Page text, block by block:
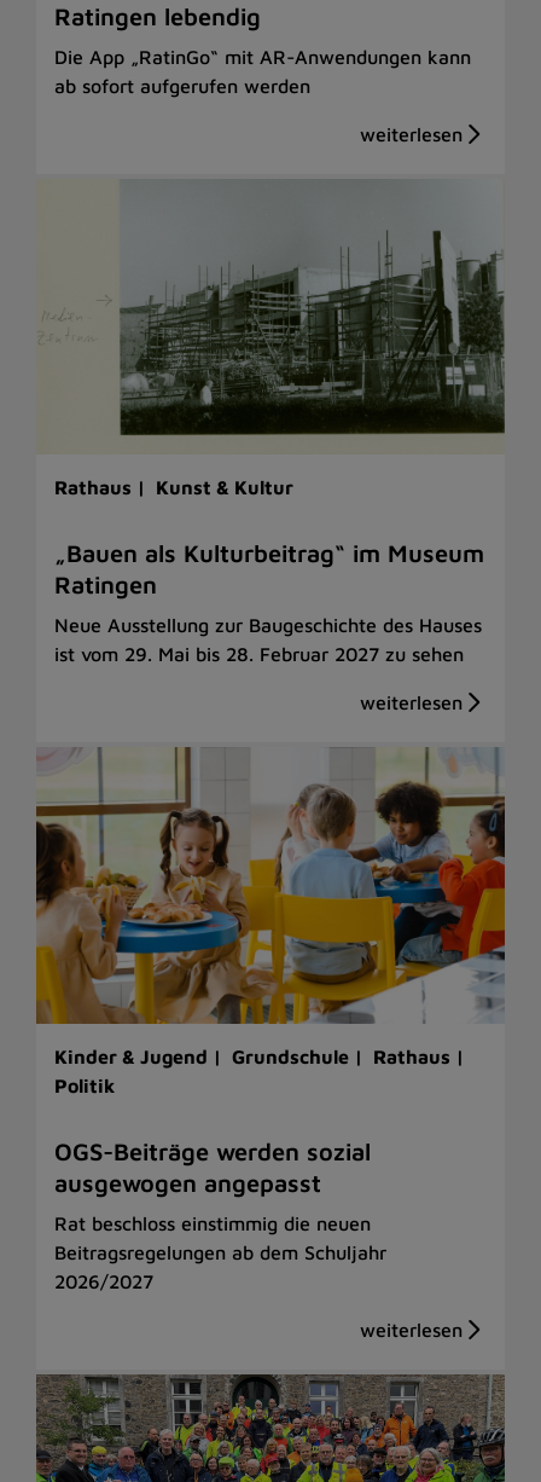
Ratingen lebendig
Die App „RatinGo“ mit AR-Anwendungen kann
ab sofort aufgerufen werden
Rathaus | Kunst & Kultur
„Bauen als Kulturbeitrag“ im Museum
Ratingen
Neue Ausstellung zur Baugeschichte des Hauses
ist vom 29. Mai bis 28. Februar 2027 zu sehen
Kinder & Jugend | Grundschule |
Rathaus |
Politik
OGS-Beiträge werden sozial
ausgewogen angepasst
Rat beschloss einstimmig die neuen
Beitragsregelungen ab dem Schuljahr
2026/2027